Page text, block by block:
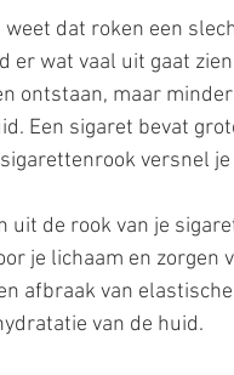
weet dat roken een
er wat vaal uit gaat
ontstaan, maar
Een sigaret bevat
versnel
uit de rook van je
je lichaam en
afbraak van
van de huid.